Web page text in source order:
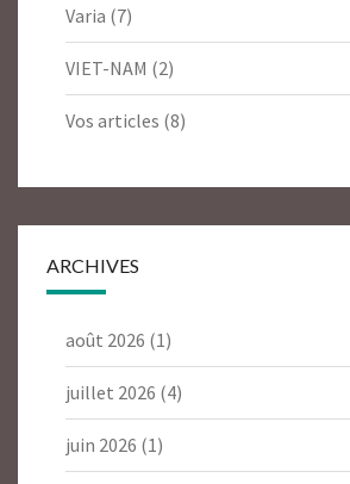
Varia (7)
VIET-NAM (2)
Vos articles (8)
ARCHIVES
août 2026 (1)
juillet 2026 (4)
juin 2026 (1)